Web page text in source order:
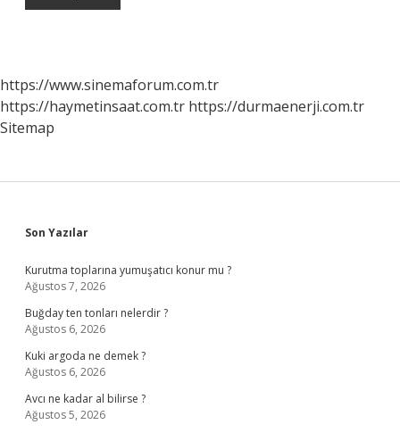
https://www.sinemaforum.com.tr
https://haymetinsaat.com.tr https://durmaenerji.com.tr
Sitemap
Sidebar
Son Yazılar
Kurutma toplarına yumuşatıcı konur mu ?
Ağustos 7, 2026
Buğday ten tonları nelerdir ?
Ağustos 6, 2026
Kuki argoda ne demek ?
Ağustos 6, 2026
Avcı ne kadar al bilirse ?
Ağustos 5, 2026